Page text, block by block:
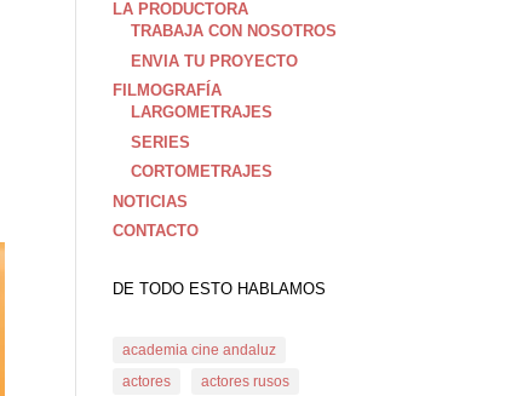
LA PRODUCTORA
TRABAJA CON NOSOTROS
ENVIA TU PROYECTO
FILMOGRAFÍA
LARGOMETRAJES
SERIES
CORTOMETRAJES
NOTICIAS
CONTACTO
DE TODO ESTO HABLAMOS
academia cine andaluz
actores
actores rusos